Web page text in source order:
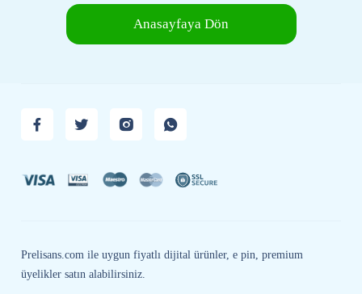
Anasayfaya Dön
Prelisans.com ile uygun fiyatlı dijital ürünler, e pin, premium
üyelikler satın alabilirsiniz.